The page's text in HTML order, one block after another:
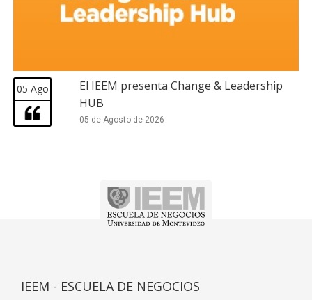
05 Ago
El IEEM presenta Change & Leadership
HUB
05 de Agosto de 2026
IEEM - ESCUELA DE NEGOCIOS